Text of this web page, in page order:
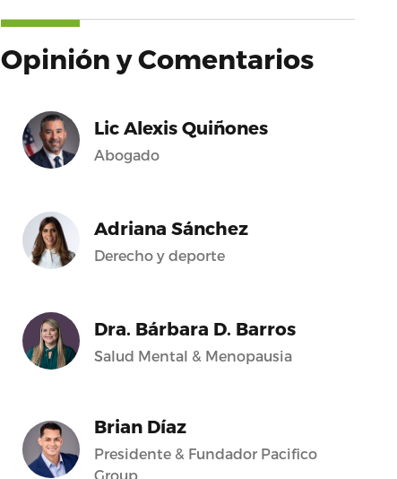
Opinión y Comentarios
Lic Alexis Quiñones
Abogado
Adriana Sánchez
Derecho y deporte
Dra. Bárbara D. Barros
Salud Mental & Menopausia
Brian Díaz
Presidente & Fundador Pacifico
Group